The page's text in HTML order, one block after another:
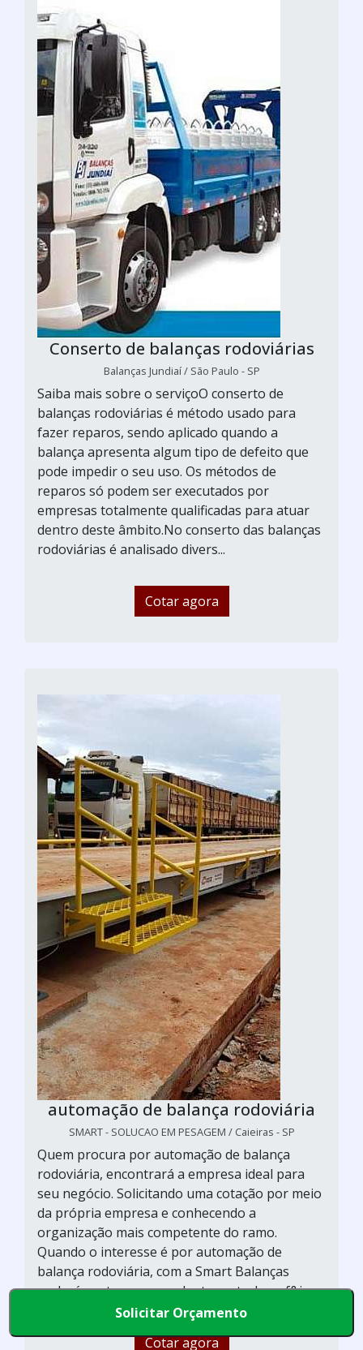
Conserto de balanças rodoviárias
Balanças Jundiaí / São Paulo - SP
Saiba mais sobre o serviçoO conserto de
balanças rodoviárias é método usado para
fazer reparos, sendo aplicado quando a
balança apresenta algum tipo de defeito que
pode impedir o seu uso. Os métodos de
reparos só podem ser executados por
empresas totalmente qualificadas para atuar
dentro deste âmbito.No conserto das balanças
rodoviárias é analisado divers...
Cotar agora
automação de balança rodoviária
SMART - SOLUCAO EM PESAGEM / Caieiras - SP
Quem procura por automação de balança
rodoviária, encontrará a empresa ideal para
seu negócio. Solicitando uma cotação por meio
da própria empresa e conhecendo a
organização mais competente do ramo.
Quando o interesse é por automação de
balança rodoviária, com a Smart Balanças
poderá contar com excelente custo-benef&iac...
Cotar agora
Solicitar Orçamento